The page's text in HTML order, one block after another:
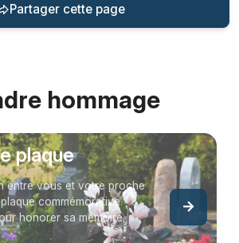
Partager cette page
hommage
plaque
entre vous et votre proche
commémorative
honorer sa mémoire.